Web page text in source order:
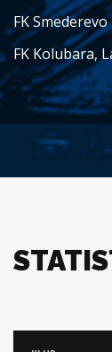
FK
FK Kolubara,